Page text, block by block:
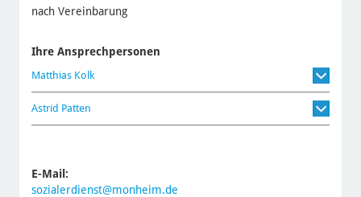
nach Vereinbarung
Ihre Ansprechpersonen
Matthias Kolk
Astrid Patten
E-Mail:
sozialerdienst@monheim.de